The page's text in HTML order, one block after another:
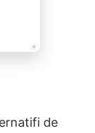
de